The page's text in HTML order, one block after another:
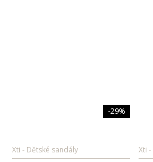
-29%
Xti
Dětské sandály
Xti